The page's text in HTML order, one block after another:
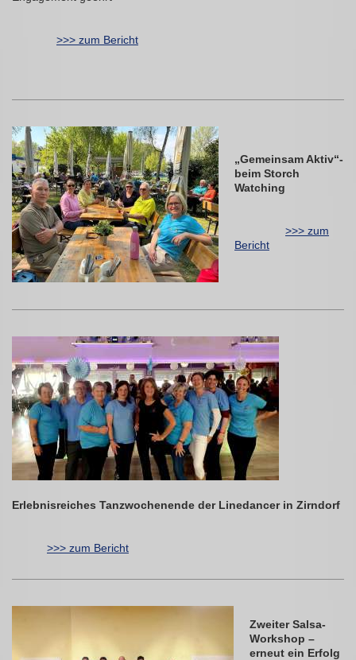
>>> zum Bericht
„Gemeinsam Aktiv“-
beim Storch
Watching
>>> zum
Bericht
Erlebnisreiches Tanzwochenende der Linedancer in Zirndorf
>>> zum Bericht
Zweiter Salsa-
Workshop –
erneut ein Erfolg